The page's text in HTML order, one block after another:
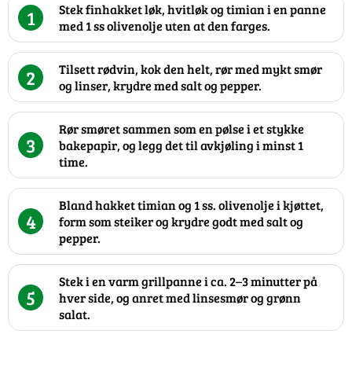
1
Stek finhakket løk, hvitløk og timian i en panne
med 1 ss olivenolje uten at den farges.
2
Tilsett rødvin, kok den helt, rør med mykt smør
og linser, krydre med salt og pepper.
3
Rør smøret sammen som en pølse i et stykke
bakepapir, og legg det til avkjøling i minst 1
time.
4
Bland hakket timian og 1 ss. olivenolje i kjøttet,
form som steiker og krydre godt med salt og
pepper.
5
Stek i en varm grillpanne i ca. 2–3 minutter på
hver side, og anret med linsesmør og grønn
salat.